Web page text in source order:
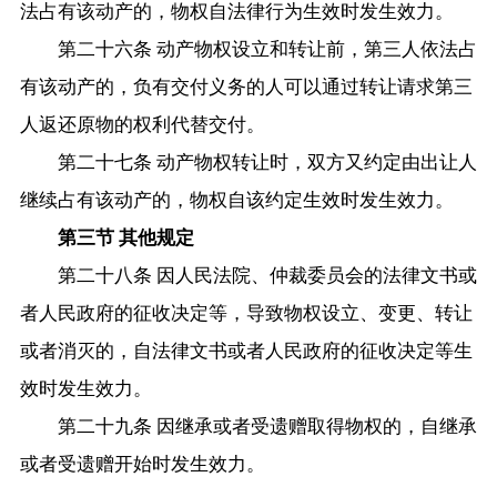
法占有该动产的，物权自法律行为生效时发生效力。
第二十六条 动产物权设立和转让前，第三人依法占
有该动产的，负有交付义务的人可以通过转让请求第三
人返还原物的权利代替交付。
第二十七条 动产物权转让时，双方又约定由出让人
继续占有该动产的，物权自该约定生效时发生效力。
第三节 其他规定
第二十八条 因人民法院、仲裁委员会的法律文书或
者人民政府的征收决定等，导致物权设立、变更、转让
或者消灭的，自法律文书或者人民政府的征收决定等生
效时发生效力。
第二十九条 因继承或者受遗赠取得物权的，自继承
或者受遗赠开始时发生效力。